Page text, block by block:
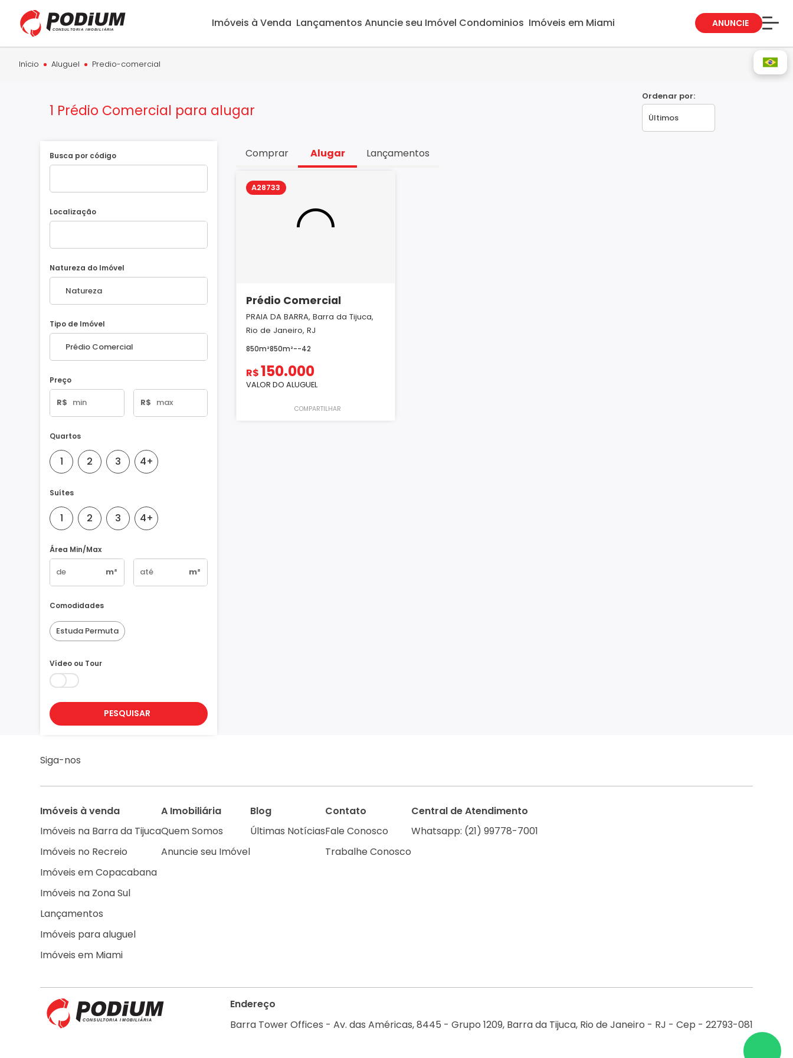
Imóveis à Venda Lançamentos Anuncie seu Imóvel Condominios Imóveis em Miami ANUNCIE
Sobre Nós
Trabalhe Conosco
Início Aluguel Predio-comercial
1 Prédio Comercial para alugar
Ordenar por:
Busca por código
Localização
Natureza do Imóvel
Tipo de Imóvel
Preço
R$ R$
Quartos
1 2 3 4+
Suítes
1 2 3 4+
Área Min/Max
m² m²
Comodidades
Estuda Permuta
Vídeo ou Tour
PESQUISAR
Comprar Alugar Lançamentos
A28733
Prédio Comercial
PRAIA DA BARRA, Barra da Tijuca,
Rio de Janeiro, RJ
850m²850m²--42
R$150.000
VALOR DO ALUGUEL
COMPARTILHAR
Siga-nos
Imóveis à venda
Imóveis na Barra da Tijuca
Imóveis no Recreio
Imóveis em Copacabana
Imóveis na Zona Sul
Lançamentos
Imóveis para aluguel
Imóveis em Miami
A Imobiliária
Quem Somos
Anuncie seu Imóvel
Blog
Últimas Notícias
Contato
Fale Conosco
Trabalhe Conosco
Central de Atendimento
Whatsapp: (21) 99778-7001
Endereço
Barra Tower Offices - Av. das Américas, 8445 - Grupo 1209, Barra da Tijuca, Rio de Janeiro - RJ - Cep - 22793-081